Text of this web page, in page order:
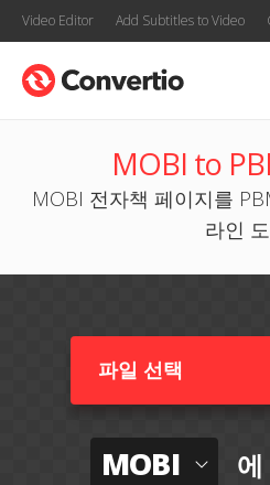
Video Editor Add Subtitles to Video
MOBI to
MOBI 전자책 페이지를
라인
파일 선택
MOBI 에